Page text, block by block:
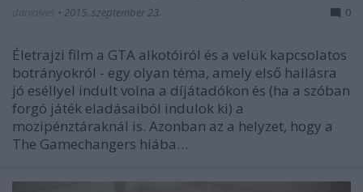
• 2015. szeptember 23. 0
Életrajzi film a GTA alkotóiról és a velük kapcsolatos
botrányokról - egy olyan téma, amely első hallásra
jó eséllyel indult volna a díjátadókon és (ha a szóban
forgó játék eladásaiból indulok ki) a
mozipénztáraknál is. Azonban az a helyzet, hogy a
The Gamechangers hiába…